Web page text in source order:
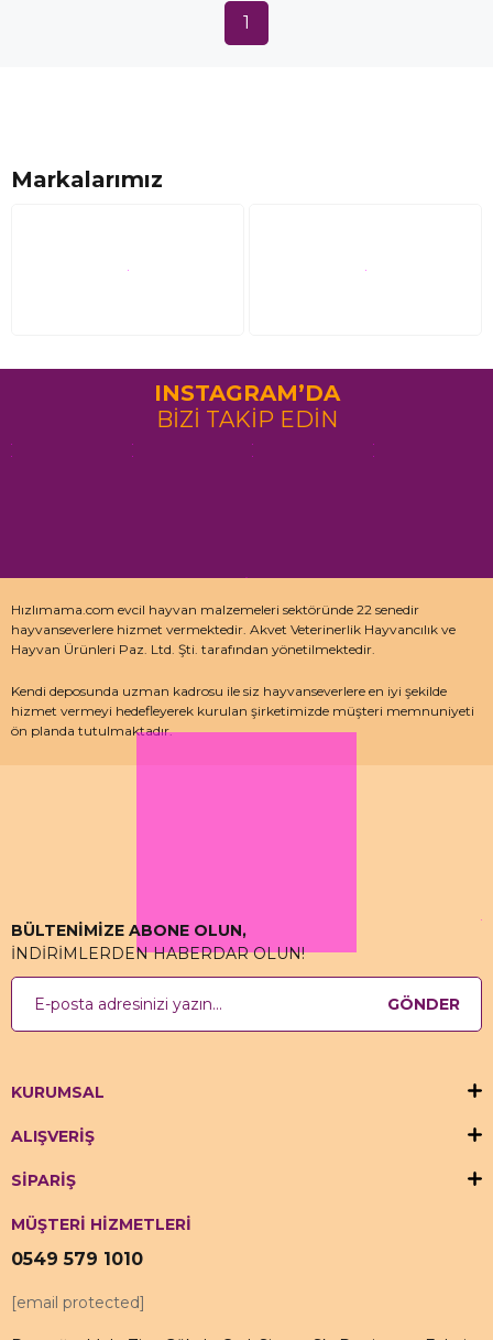
1
Markalarımız
INSTAGRAM’DA
BİZİ TAKİP EDİN
Hızlımama.com evcil hayvan malzemeleri sektöründe 22 senedir
hayvanseverlere hizmet vermektedir. Akvet Veterinerlik Hayvancılık ve
Hayvan Ürünleri Paz. Ltd. Şti. tarafından yönetilmektedir.
Kendi deposunda uzman kadrosu ile siz hayvanseverlere en iyi şekilde
hizmet vermeyi hedefleyerek kurulan şirketimizde müşteri memnuniyeti
ön planda tutulmaktadır.
BÜLTENİMİZE ABONE OLUN,
İNDİRİMLERDEN HABERDAR OLUN!
GÖNDER
KURUMSAL
ALIŞVERİŞ
SİPARİŞ
MÜŞTERİ HİZMETLERİ
0549 579 1010
[email protected]